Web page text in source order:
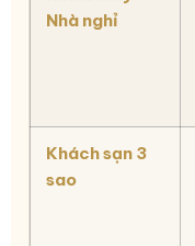
Nhà nghỉ
Khách sạn 3
sao